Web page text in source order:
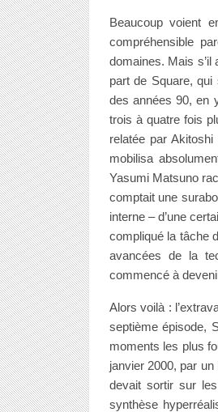
Beaucoup voient
compréhensible
domaines. Mais s’il
part de Square,
des années 90, en
trois à quatre fois
relatée par
mobilisa
Yasumi Matsuno
comptait une
interne – d’une
compliqué la tâche
avancées de la
commencé à
Alors voilà :
septième épisode,
moments les plus
janvier 2000, par
devait sortir sur
synthèse